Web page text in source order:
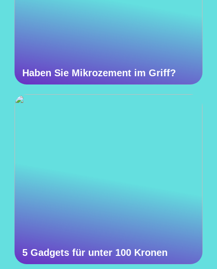
Haben Sie Mikrozement im Griff?
5 Gadgets für unter 100 Kronen